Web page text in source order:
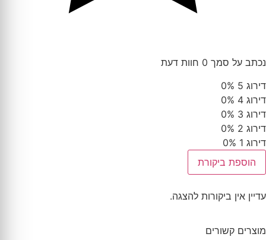
נכתב על סמך 0 חוות דעת
דירוג 5
0%
דירוג 4
0%
דירוג 3
0%
דירוג 2
0%
דירוג 1
0%
הוספת ביקורת
עדיין אין ביקורות להצגה.
מוצרים קשורים